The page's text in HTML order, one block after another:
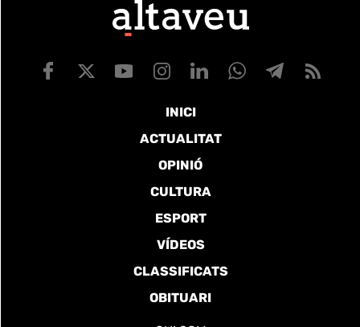
INICI
ACTUALITAT
OPINIÓ
CULTURA
ESPORT
VÍDEOS
CLASSIFICATS
OBITUARI